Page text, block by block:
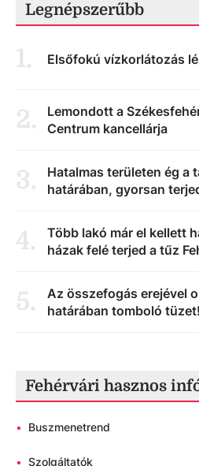
Legnépszerűbb
1. Elsőfokú vízkorlátozás
2.
Lemondott a
Centrum kancellárja
3.
Hatalmas területen ég a
határában, gyorsan
4.
Több lakó már el kellett
házak felé terjed a tűz
5.
Az összefogás erejével
határában tomboló tüzet!
Fehérvári hasznos
• Buszmenetrend
• Szolgáltatók